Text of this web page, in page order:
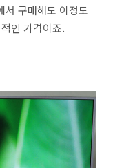
서 구매해도 이정도
인 가격이죠.